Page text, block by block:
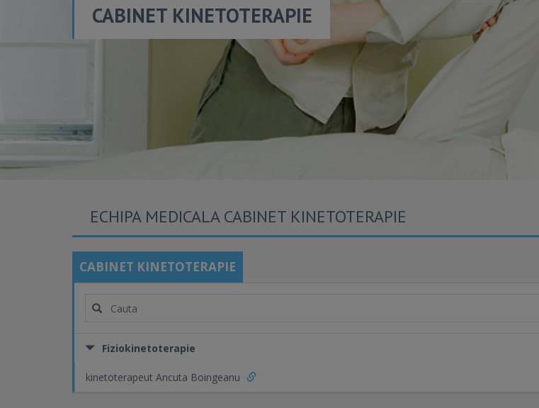
CABINET KINETOTERAPIE
ECHIPA MEDICALA CABINET KINETOTERAPIE
CABINET KINETOTERAPIE
Fiziokinetoterapie
kinetoterapeut Ancuta Boingeanu